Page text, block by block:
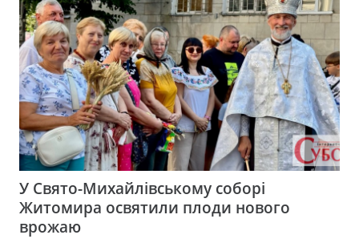
У Свято-Михайлівському соборі
Житомира освятили плоди нового
врожаю